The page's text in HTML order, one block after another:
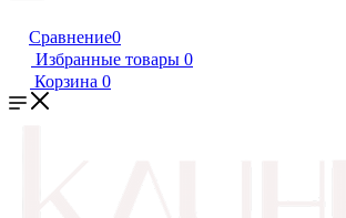
Сравнение0
Избранные товары 0
Корзина 0